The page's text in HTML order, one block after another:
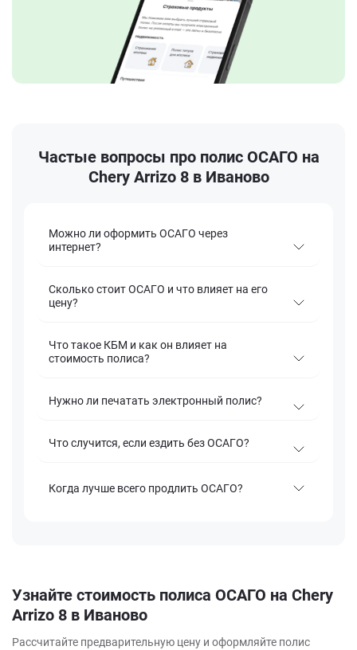
Частые вопросы про полис ОСАГО на
Chery Arrizo 8 в Иваново
Можно ли оформить ОСАГО через
интернет?
Сколько стоит ОСАГО и что влияет на его
цену?
Что такое КБМ и как он влияет на
стоимость полиса?
Нужно ли печатать электронный полис?
Что случится, если ездить без ОСАГО?
Когда лучше всего продлить ОСАГО?
Узнайте стоимость полиса ОСАГО на Chery
Arrizo 8 в Иваново
Рассчитайте предварительную цену и оформляйте полис